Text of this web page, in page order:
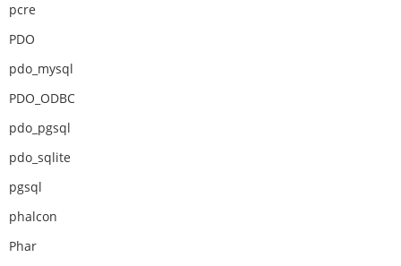
pcre
PDO
pdo_mysql
PDO_ODBC
pdo_pgsql
pdo_sqlite
pgsql
phalcon
Phar